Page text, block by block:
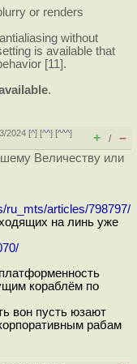
or renders
without
is available that
[11].
.
2024 [^] [^^] [^^^]
+ / –
Величеству или
ru_mts/articles/798797/
на линь уже
кораблём по
вон пусть юзают
рабам